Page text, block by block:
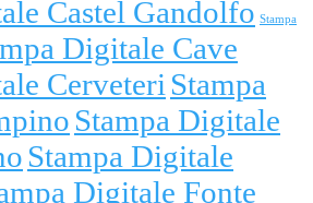
Castel Gandolfo Stampa
Digitale Cave
Cerveteri Stampa
Stampa Digitale
Stampa Digitale
Digitale Fonte